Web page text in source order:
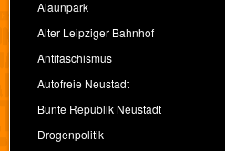
Alaunpark
Alter Leipziger Bahnhof
Antifaschismus
Autofreie Neustadt
Bunte Republik Neustadt
Drogenpolitik